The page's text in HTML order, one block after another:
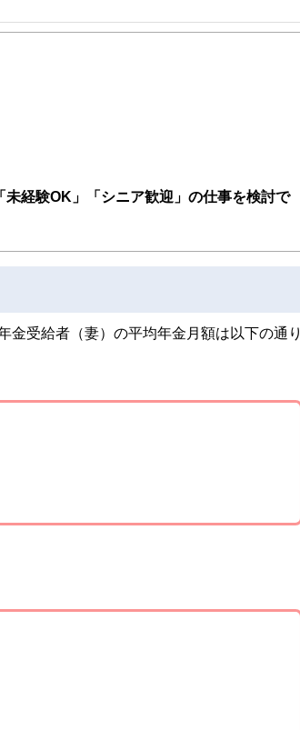
えるかという視点で、お金の知識がない方でも理解でき
す。
、相続診断士、住宅ローンアドバイザー、DCプランナ
など150名以上の有資格者を執筆者・監修者として迎
経験OK」「シニア歓迎」の仕事を検討で
金受給者（妻）の平均年金月額は以下の通り